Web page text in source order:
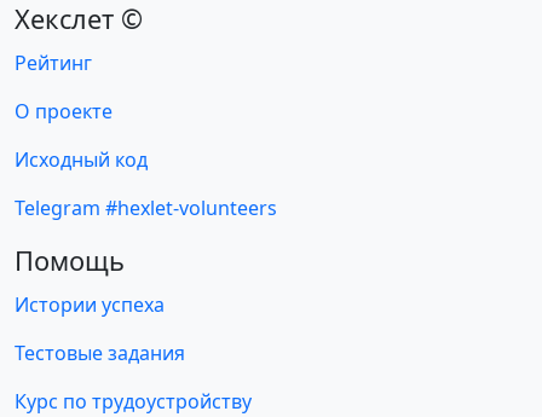
Хекслет ©
Рейтинг
О проекте
Исходный код
Telegram #hexlet-volunteers
Помощь
Истории успеха
Тестовые задания
Курс по трудоустройству